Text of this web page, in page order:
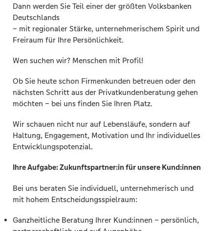
Dann werden Sie Teil einer der größten Volksbanken
Deutschlands
– mit regionaler Stärke, unternehmerischem Spirit und
Freiraum für Ihre Persönlichkeit.
Wen suchen wir? Menschen mit Profil!
Ob Sie heute schon Firmenkunden betreuen oder den
nächsten Schritt aus der Privatkundenberatung gehen
möchten – bei uns finden Sie Ihren Platz.
Wir schauen nicht nur auf Lebensläufe, sondern auf
Haltung, Engagement, Motivation und Ihr individuelles
Entwicklungspotenzial.
Ihre Aufgabe: Zukunftspartner:in für unsere Kund:innen
Bei uns beraten Sie individuell, unternehmerisch und
mit hohem Entscheidungsspielraum:
Ganzheitliche Beratung Ihrer Kund:innen – persönlich,